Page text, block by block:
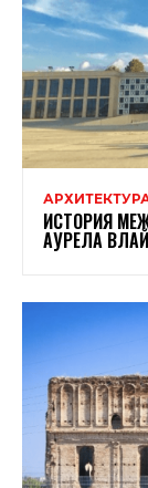
ИСТОРИЯ
АУРЕЛА